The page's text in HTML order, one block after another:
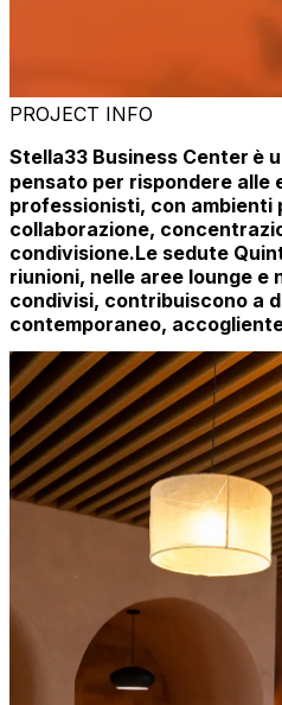
PROJECT INFO
Stella33 Business Center è
pensato per rispondere alle
professionisti, con
collaborazione,
condivisione.Le sedute
riunioni, nelle aree lounge e
condivisi, contribuiscono a
contemporaneo,